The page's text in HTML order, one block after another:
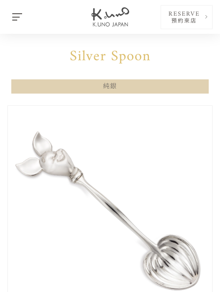
RESERVE
預約來店
Silver Spoon
純銀